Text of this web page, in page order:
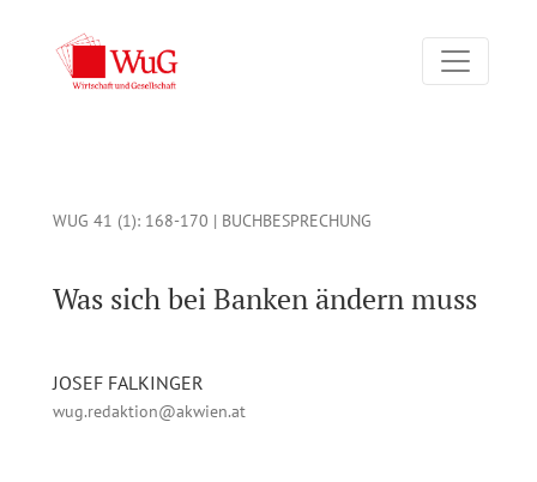
WUG 41 (1): 168-170 | BUCHBESPRECHUNG
Was sich bei Banken ändern muss
JOSEF FALKINGER
wug.redaktion@akwien.at